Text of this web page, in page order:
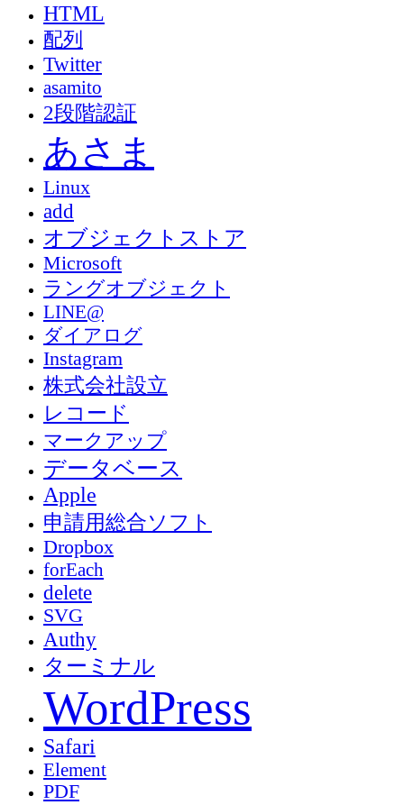
HTML
配列
Twitter
asamito
2段階認証
あさま
Linux
add
オブジェクトストア
Microsoft
ラングオブジェクト
LINE@
ダイアログ
Instagram
株式会社設立
レコード
マークアップ
データベース
Apple
申請用総合ソフト
Dropbox
forEach
delete
SVG
Authy
ターミナル
WordPress
Safari
Element
PDF